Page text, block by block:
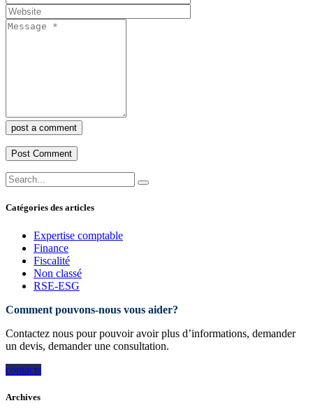
post a comment
Catégories des articles
Expertise comptable
Finance
Fiscalité
Non classé
RSE-ESG
Comment pouvons-nous vous aider?
Contactez nous pour pouvoir avoir plus d’informations, demander
un devis, demander une consultation.
contacts
Archives